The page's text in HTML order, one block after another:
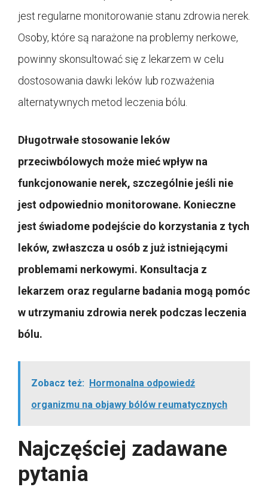
jest regularne monitorowanie stanu zdrowia nerek.
Osoby, które są narażone na problemy nerkowe,
powinny skonsultować się z lekarzem w celu
dostosowania dawki leków lub rozważenia
alternatywnych metod leczenia bólu.
Długotrwałe stosowanie leków
przeciwbólowych może mieć wpływ na
funkcjonowanie nerek, szczególnie jeśli nie
jest odpowiednio monitorowane. Konieczne
jest świadome podejście do korzystania z tych
leków, zwłaszcza u osób z już istniejącymi
problemami nerkowymi. Konsultacja z
lekarzem oraz regularne badania mogą pomóc
w utrzymaniu zdrowia nerek podczas leczenia
bólu.
Zobacz też: Hormonalna odpowiedź
organizmu na objawy bólów reumatycznych
Najczęściej zadawane
pytania